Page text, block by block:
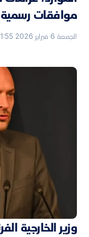
موافقات رسمية
الجمعة 6 فبراير 2026 01:55 م
وزير الخارجية